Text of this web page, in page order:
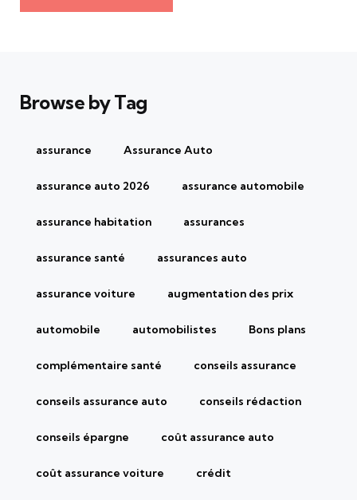
Browse by Tag
assurance Assurance Auto
assurance auto 2026 assurance automobile
assurance habitation assurances
assurance santé assurances auto
assurance voiture augmentation des prix
automobile automobilistes Bons plans
complémentaire santé conseils assurance
conseils assurance auto conseils rédaction
conseils épargne coût assurance auto
coût assurance voiture crédit